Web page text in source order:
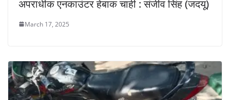
अपराधीक एनकाउंटर हेबाक चाही : संजीव सिंह (जदयू)
March 17, 2025